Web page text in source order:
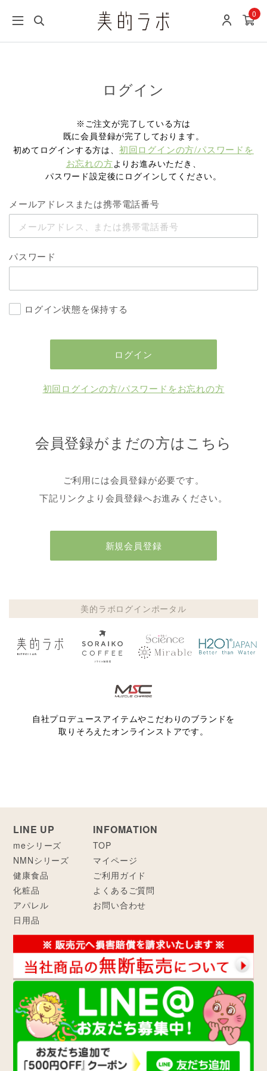
0
ログイン
※ご注文が完了している方は
既に会員登録が完了しております。
初めてログインする方は、 初回ログインの方/パスワードを
お忘れの方よりお進みいただき、
パスワード設定後にログインしてください。
メールアドレスまたは携帯電話番号
パスワード
ログイン状態を保持する
初回ログインの方/パスワードをお忘れの方
会員登録がまだの方はこちら
ご利用には会員登録が必要です。
下記リンクより会員登録へお進みください。
新規会員登録
美的ラボログインポータル
自社プロデュースアイテムやこだわりのブランドを
取りそろえたオンラインストアです。
LINE UP
meシリーズ
NMNシリーズ
健康食品
化粧品
アパレル
日用品
INFOMATION
TOP
マイページ
ご利用ガイド
よくあるご質問
お問い合わせ